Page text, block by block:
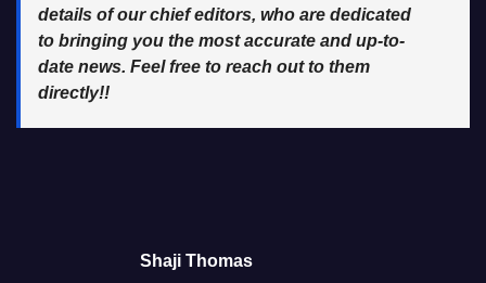
details of our chief editors, who are dedicated
to bringing you the most accurate and up-to-
date news. Feel free to reach out to them
directly!!
Shaji Thomas